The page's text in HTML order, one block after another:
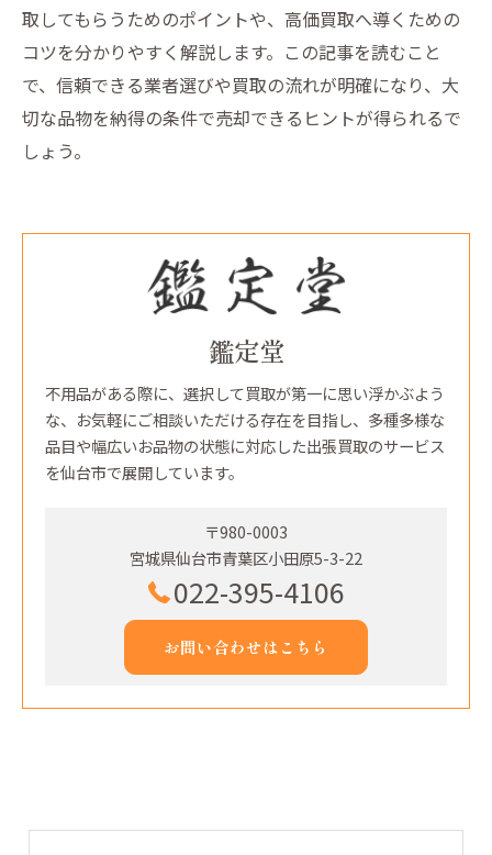
取してもらうためのポイントや、高価買取へ導くための
コツを分かりやすく解説します。この記事を読むこと
で、信頼できる業者選びや買取の流れが明確になり、大
切な品物を納得の条件で売却できるヒントが得られるで
しょう。
鑑定堂
不用品がある際に、選択して買取が第一に思い浮かぶよう
な、お気軽にご相談いただける存在を目指し、多種多様な
品目や幅広いお品物の状態に対応した出張買取のサービス
を仙台市で展開しています。
〒980-0003
宮城県仙台市青葉区小田原5-3-22
022-395-4106
お問い合わせはこちら